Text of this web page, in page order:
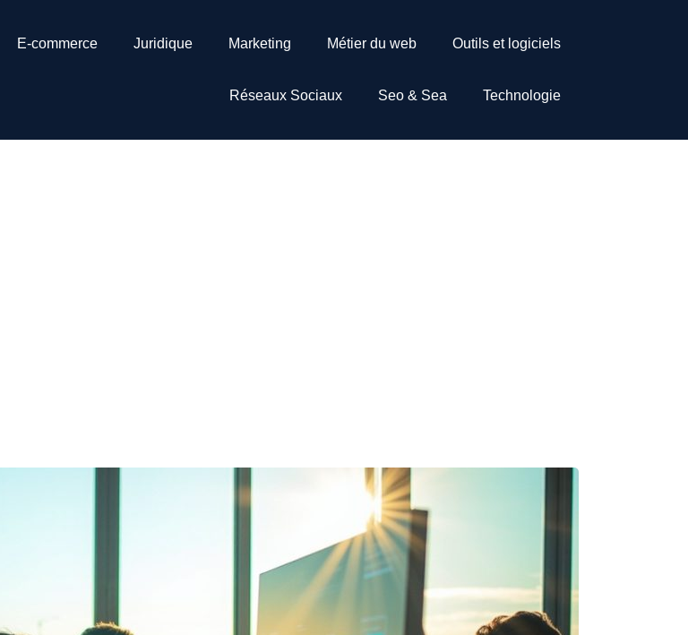
E-commerce Juridique Marketing Métier du web Outils et logiciels
Réseaux Sociaux Seo & Sea Technologie